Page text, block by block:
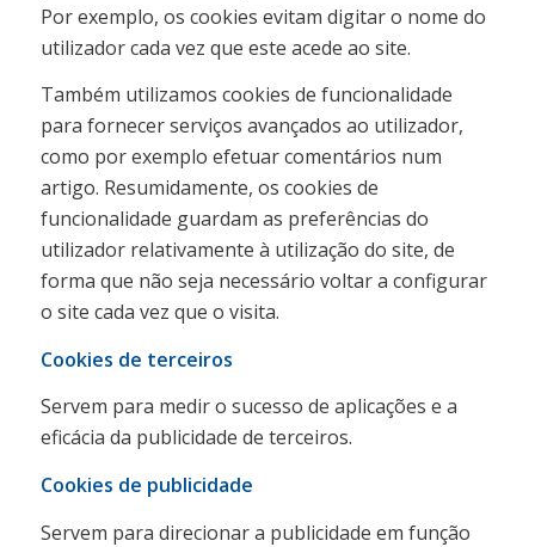
Por exemplo, os cookies evitam digitar o nome do
utilizador cada vez que este acede ao site.
Também utilizamos cookies de funcionalidade
para fornecer serviços avançados ao utilizador,
como por exemplo efetuar comentários num
artigo. Resumidamente, os cookies de
funcionalidade guardam as preferências do
utilizador relativamente à utilização do site, de
forma que não seja necessário voltar a configurar
o site cada vez que o visita.
Cookies de terceiros
Servem para medir o sucesso de aplicações e a
eficácia da publicidade de terceiros.
Cookies de publicidade
Servem para direcionar a publicidade em função